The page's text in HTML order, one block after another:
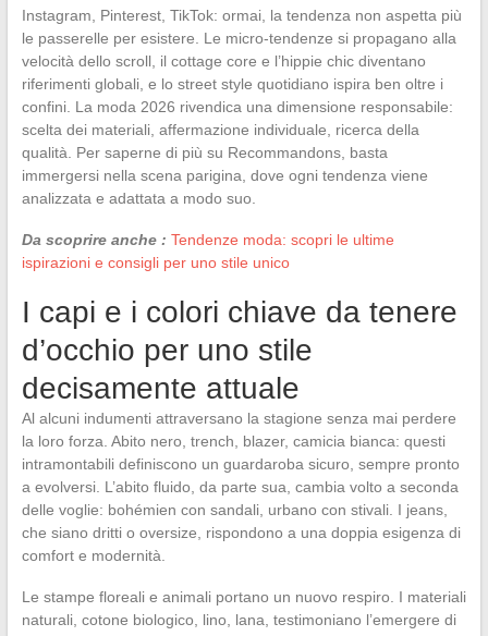
Instagram, Pinterest, TikTok: ormai, la tendenza non aspetta più
le passerelle per esistere. Le micro-tendenze si propagano alla
velocità dello scroll, il cottage core e l’hippie chic diventano
riferimenti globali, e lo street style quotidiano ispira ben oltre i
confini. La moda 2026 rivendica una dimensione responsabile:
scelta dei materiali, affermazione individuale, ricerca della
qualità. Per saperne di più su Recommandons, basta
immergersi nella scena parigina, dove ogni tendenza viene
analizzata e adattata a modo suo.
Da scoprire anche : Tendenze moda: scopri le ultime
ispirazioni e consigli per uno stile unico
I capi e i colori chiave da tenere
d’occhio per uno stile
decisamente attuale
Al alcuni indumenti attraversano la stagione senza mai perdere
la loro forza. Abito nero, trench, blazer, camicia bianca: questi
intramontabili definiscono un guardaroba sicuro, sempre pronto
a evolversi. L’abito fluido, da parte sua, cambia volto a seconda
delle voglie: bohémien con sandali, urbano con stivali. I jeans,
che siano dritti o oversize, rispondono a una doppia esigenza di
comfort e modernità.
Le stampe floreali e animali portano un nuovo respiro. I materiali
naturali, cotone biologico, lino, lana, testimoniano l’emergere di